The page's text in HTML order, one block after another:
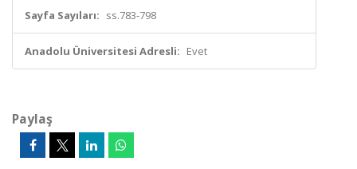
Sayfa Sayıları: ss.783-798
Anadolu Üniversitesi Adresli: Evet
Paylaş